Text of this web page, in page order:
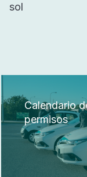
sol
Calendario
permisos